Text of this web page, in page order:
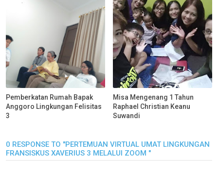
Pemberkatan Rumah Bapak
Anggoro Lingkungan Felisitas
3
Misa Mengenang 1 Tahun
Raphael Christian Keanu
Suwandi
0 RESPONSE TO "PERTEMUAN VIRTUAL UMAT LINGKUNGAN
FRANSISKUS XAVERIUS 3 MELALUI ZOOM "